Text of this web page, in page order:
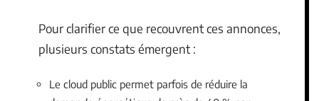
Pour clarifier ce que recouvrent ces annonces,
plusieurs constats émergent :
Le cloud public permet parfois de réduire la